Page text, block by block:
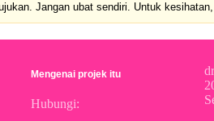
Jangan ubat sendiri. Untuk
Mengenai projek itu
Hubungi: